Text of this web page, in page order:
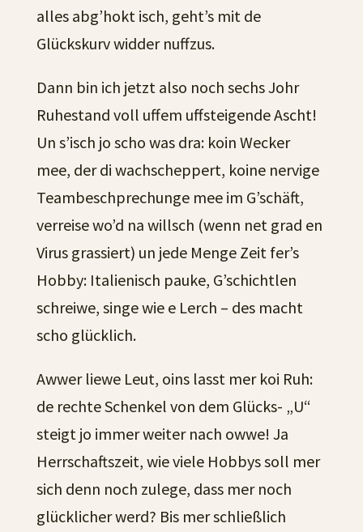
alles abg’hokt isch, geht’s mit de
Glückskurv widder nuffzus.
Dann bin ich jetzt also noch sechs Johr
Ruhestand voll uffem uffsteigende Ascht!
Un s’isch jo scho was dra: koin Wecker
mee, der di wachscheppert, koine nervige
Teambeschprechunge mee im G’schäft,
verreise wo’d na willsch (wenn net grad en
Virus grassiert) un jede Menge Zeit fer’s
Hobby: Italienisch pauke, G’schichtlen
schreiwe, singe wie e Lerch – des macht
scho glücklich.
Awwer liewe Leut, oins lasst mer koi Ruh:
de rechte Schenkel von dem Glücks- „U“
steigt jo immer weiter nach owwe! Ja
Herrschaftszeit, wie viele Hobbys soll mer
sich denn noch zulege, dass mer noch
glücklicher werd? Bis mer schließlich